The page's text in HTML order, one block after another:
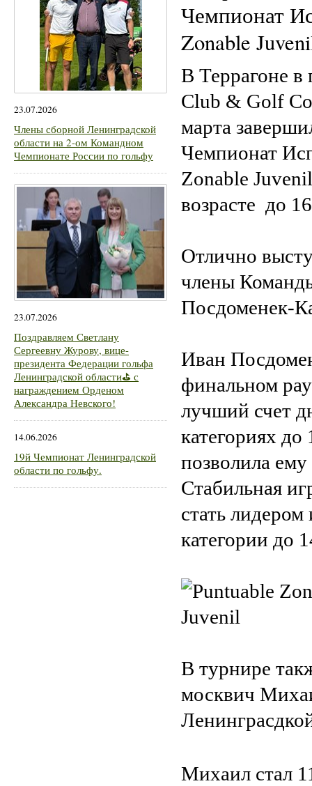
23.07.2026
Члены сборной Ленинградской
области на 2-ом Командном
Чемпионате России по гольфу
23.07.2026
Поздравляем Светлану
Сергеевну Журову, вице-
президента Федерации гольфа
Ленинградской области⛳ с
награждением Орденом
Александра Невского!
14.06.2026
19й Чемпионат Ленинградской
области по гольфу.
Чемпионат
Zonable
В Террагоне в
Club & Golf
марта
Чемпионат
Zonable
возрасте до
Отлично
члены
Посдоменек-
Иван
финальном
лучший счет
категориях
позволила
Стабильная
стать
категории до
В турнире
москвич
Михаил стал